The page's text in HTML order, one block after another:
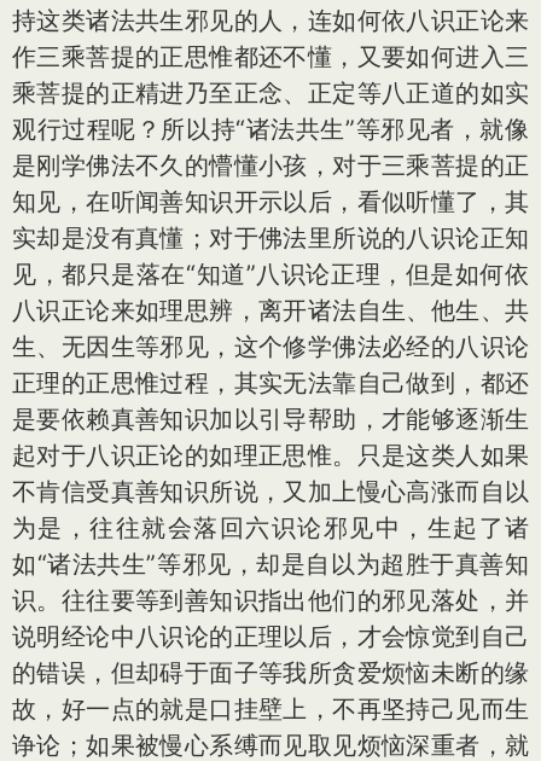
持这类诸法共生邪见的人，连如何依八识正论来
作三乘菩提的正思惟都还不懂，又要如何进入三
乘菩提的正精进乃至正念、正定等八正道的如实
观行过程呢？所以持“诸法共生”等邪见者，就像
是刚学佛法不久的懵懂小孩，对于三乘菩提的正
知见，在听闻善知识开示以后，看似听懂了，其
实却是没有真懂；对于佛法里所说的八识论正知
见，都只是落在“知道”八识论正理，但是如何依
八识正论来如理思辨，离开诸法自生、他生、共
生、无因生等邪见，这个修学佛法必经的八识论
正理的正思惟过程，其实无法靠自己做到，都还
是要依赖真善知识加以引导帮助，才能够逐渐生
起对于八识正论的如理正思惟。只是这类人如果
不肯信受真善知识所说，又加上慢心高涨而自以
为是，往往就会落回六识论邪见中，生起了诸
如“诸法共生”等邪见，却是自以为超胜于真善知
识。往往要等到善知识指出他们的邪见落处，并
说明经论中八识论的正理以后，才会惊觉到自己
的错误，但却碍于面子等我所贪爱烦恼未断的缘
故，好一点的就是口挂壁上，不再坚持己见而生
诤论；如果被慢心系缚而见取见烦恼深重者，就